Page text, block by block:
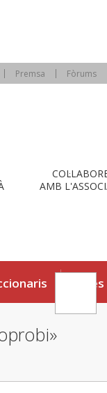
Premsa Fòrums
AMB
Eines